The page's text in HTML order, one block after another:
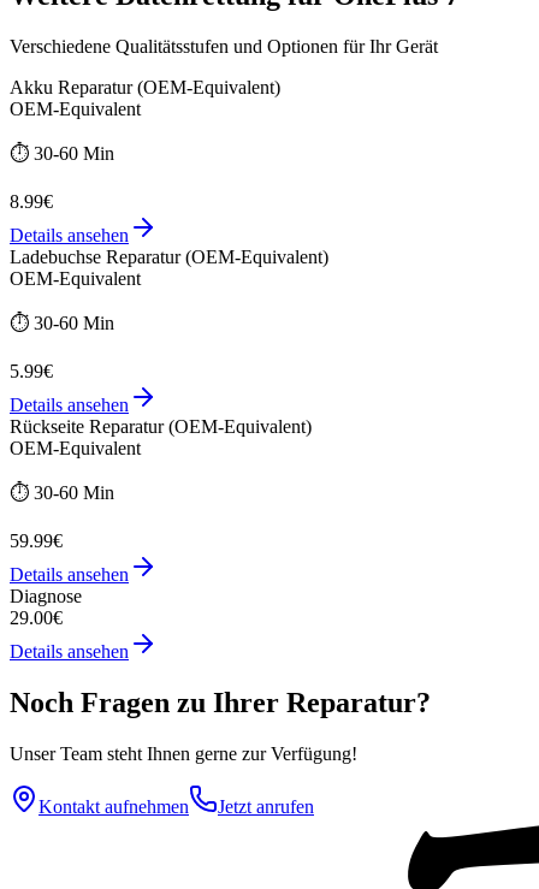
Verschiedene Qualitätsstufen und Optionen für Ihr Gerät
Akku Reparatur (OEM-Equivalent)
OEM-Equivalent
⏱️ 30-60 Min
8.99€
Details ansehen
Ladebuchse Reparatur (OEM-Equivalent)
OEM-Equivalent
⏱️ 30-60 Min
5.99€
Details ansehen
Rückseite Reparatur (OEM-Equivalent)
OEM-Equivalent
⏱️ 30-60 Min
59.99€
Details ansehen
Diagnose
29.00€
Details ansehen
Noch Fragen zu Ihrer Reparatur?
Unser Team steht Ihnen gerne zur Verfügung!
Kontakt aufnehmen Jetzt anrufen